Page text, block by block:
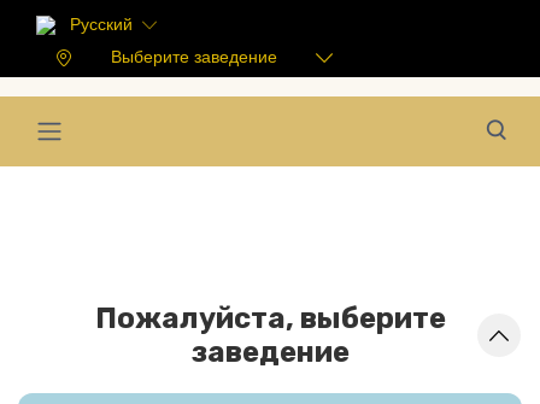
Русский
Выберите заведение
Пожалуйста, выберите
заведение